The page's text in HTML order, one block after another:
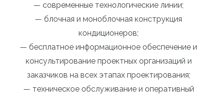
— современные технологические линии;
— блочная и моноблочная конструкция
кондиционеров;
— бесплатное информационное обеспечение и
консультирование проектных организаций и
заказчиков на всех этапах проектирования;
— техническое обслуживание и оперативный